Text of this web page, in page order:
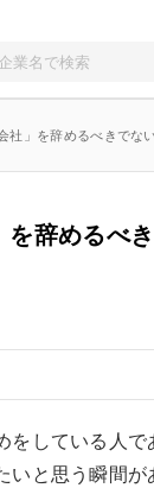
社」を辞めるべきでな
辞めるべ
をしている人
いと思う瞬間